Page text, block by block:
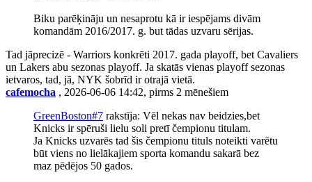
Biku parēķināju un nesaprotu kā ir iespējams divām
komandām 2016/2017. g. but tādas uzvaru sērijas.
Tad jāprecizē - Warriors konkrēti 2017. gada playoff, bet Cavaliers
un Lakers abu sezonas playoff. Ja skatās vienas playoff sezonas
ietvaros, tad, jā, NYK šobrīd ir otrajā vietā.
cafemocha , 2026-06-06 14:42, pirms 2 mēnešiem
GreenBoston#7 rakstīja: Vēl nekas nav beidzies,bet
Knicks ir spēruši lielu soli pretī čempionu titulam.
Ja Knicks uzvarēs tad šis čempionu tituls noteikti varētu
būt viens no lielākajiem sporta komandu sakarā bez
maz pēdējos 50 gados.